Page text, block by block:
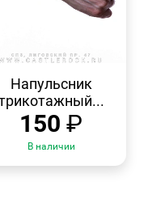
ПРОСМОТР
Напульсник
150 ₽
В наличии